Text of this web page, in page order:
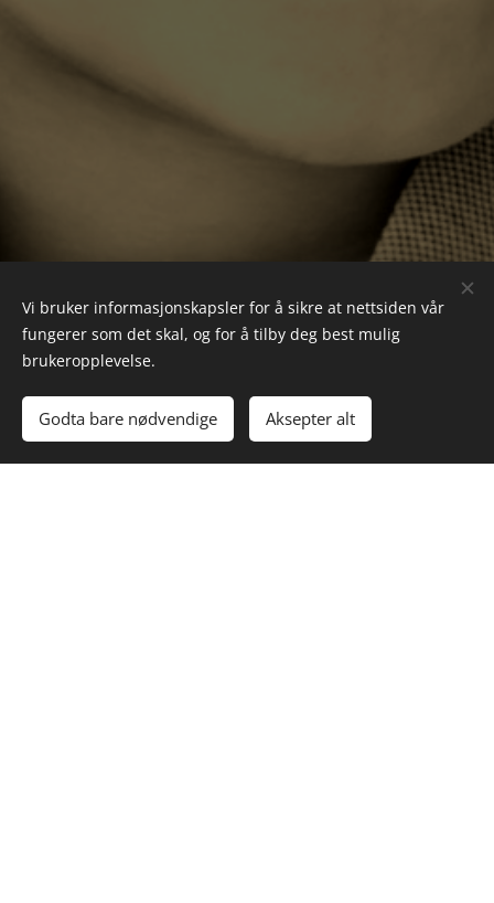
Vi bruker informasjonskapsler for å sikre at nettsiden vår
fungerer som det skal, og for å tilby deg best mulig
brukeropplevelse.
Godta bare nødvendige Aksepter alt